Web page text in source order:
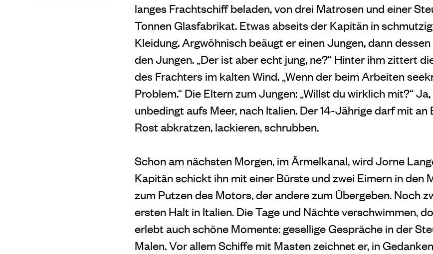
langes Frachtschiff beladen, von drei Matrosen und einer
Tonnen Glasfabrikat. Etwas abseits der Kapitän in
Kleidung. Argwöhnisch beäugt er einen Jungen, dann
den Jungen. „Der ist aber echt jung, ne?“ Hinter ihm zittert
des Frachters im kalten Wind. „Wenn der beim Arbeiten
Problem.“ Die Eltern zum Jungen: „Willst du wirklich mit?“
unbedingt aufs Meer, nach Italien. Der 14-Jährige darf mit an
Rost abkratzen, lackieren, schrubben.
Schon am nächsten Morgen, im Ärmelkanal, wird Jorne
Kapitän schickt ihn mit einer Bürste und zwei Eimern in den
zum Putzen des Motors, der andere zum Übergeben. Noch
ersten Halt in Italien. Die Tage und Nächte verschwimmen,
erlebt auch schöne Momente: gesellige Gespräche in der
Malen. Vor allem Schiffe mit Masten zeichnet er, in